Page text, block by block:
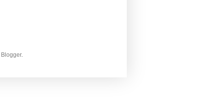
Blogger.